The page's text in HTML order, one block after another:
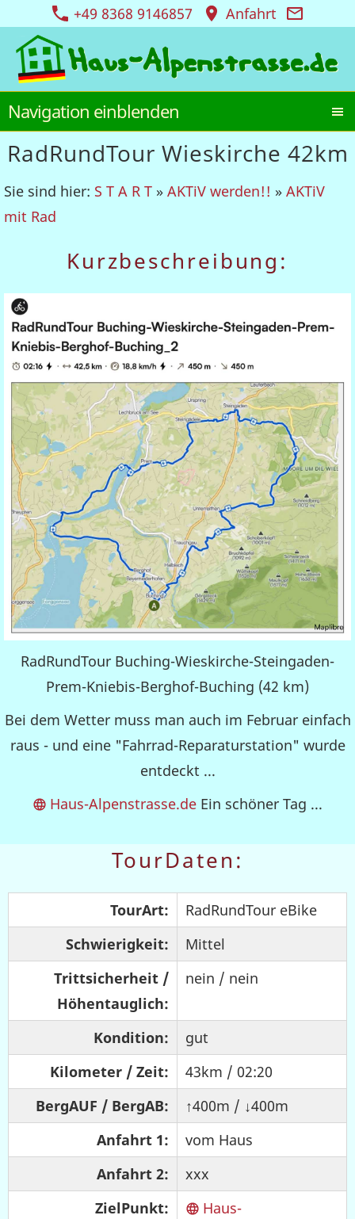
+49 8368 9146857 Anfahrt
Navigation einblenden
RadRundTour Wieskirche 42km
Sie sind hier: S T A R T » AKTiV werden!! » AKTiV
mit Rad
Kurzbeschreibung:
RadRundTour Buching-Wieskirche-Steingaden-
Prem-Kniebis-Berghof-Buching (42 km)
Bei dem Wetter muss man auch im Februar einfach
raus - und eine "Fahrrad-Reparaturstation" wurde
entdeckt ...
Haus-Alpenstrasse.deEin schöner Tag ...
TourDaten:
TourArt:
RadRundTour eBike
Schwierigkeit:
Mittel
Trittsicherheit /
Höhentauglich:
nein / nein
Kondition:
gut
Kilometer / Zeit:
43km / 02:20
BergAUF / BergAB:
↑400m / ↓400m
Anfahrt 1:
vom Haus
Anfahrt 2:
xxx
ZielPunkt:
Haus-